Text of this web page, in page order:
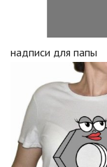
надписи для папы